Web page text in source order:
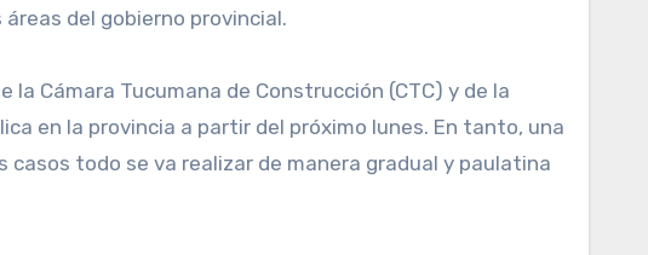
del gobierno provincial.
Cámara Tucumana de Construcción (CTC) y de la
en la provincia a partir del próximo lunes. En tanto, una
todo se va realizar de manera gradual y paulatina